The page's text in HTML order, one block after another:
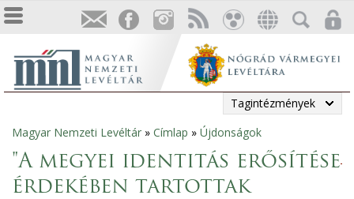
Tagintézmények
Jelenlegi
hely
Magyar Nemzeti Levéltár » Címlap » Újdonságok
"A megyei identitás erősítése
érdekében tartottak